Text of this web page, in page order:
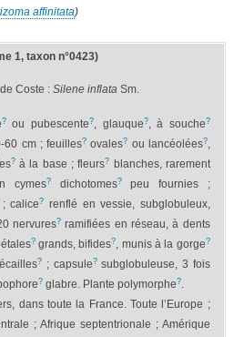
affinitata)
1, taxon n°0423)
Coste :Silene inflata Sm.
?ou pubescente?, glauque?, à souche?
cm ; feuilles? ovales? ou lancéolées?,
?à la base ; fleurs? blanches, rarement
cymes?dichotomes?peu fournies ;
; calice? renflé en vessie, subglobuleux,
nervures?ramifiées en réseau, à dents
?grands, bifides?, munis à la gorge?
? ; capsule?subglobuleuse, 3 fois
? glabre. Plante polymorphe?.
dans toute la France. Toute l’Europe ;
; Afrique septentrionale ; Amérique